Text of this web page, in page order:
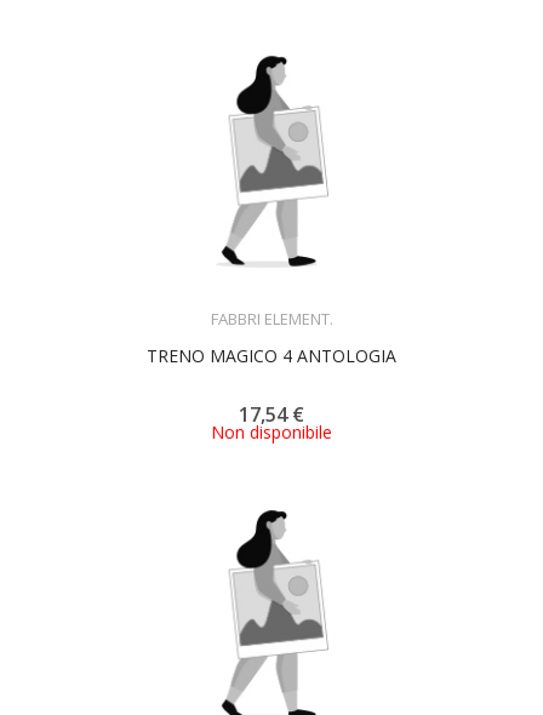
FABBRI ELEMENT.
TRENO MAGICO 4 ANTOLOGIA
17,54 €
Non disponibile